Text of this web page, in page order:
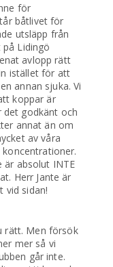
för
båtlivet för
utsläpp från
Lidingö
avlopp rätt
istället för att
annan sjuka. Vi
koppar är
det godkänt och
annat än om
av våra
är absolut INTE
Herr Jante är
vid sidan!
rätt. Men försök
mer så vi
går inte.